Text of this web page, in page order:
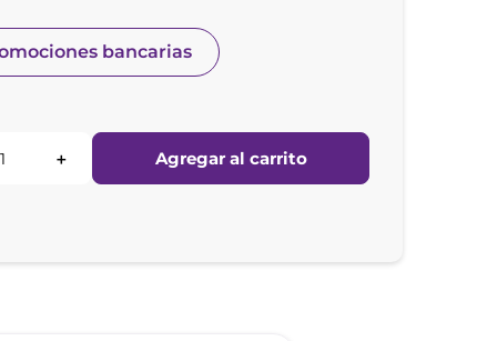
bancarias
＋ Agregar al carrito